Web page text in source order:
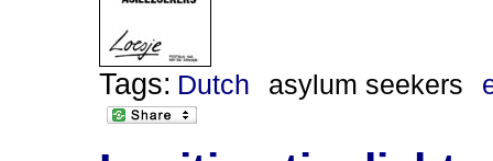
Tags: Dutch asylum seekers